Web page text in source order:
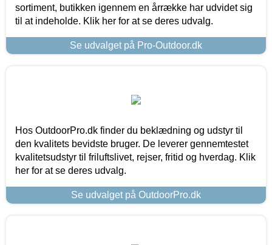
sortiment, butikken igennem en årrække har udvidet sig
til at indeholde. Klik her for at se deres udvalg.
Se udvalget på Pro-Outdoor.dk
Hos OutdoorPro.dk finder du beklædning og udstyr til
den kvalitets bevidste bruger. De leverer gennemtestet
kvalitetsudstyr til friluftslivet, rejser, fritid og hverdag. Klik
her for at se deres udvalg.
Se udvalget på OutdoorPro.dk